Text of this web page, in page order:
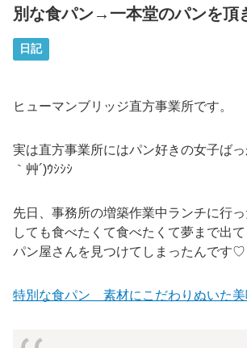
別な食パン→一本堂のパンを頂
日記
ヒューマンブリッジ直方事業所です。
実は直方事業所にはパン好きの女子ば
｀艸´)ｳｼｼｼ
先日、事務所の増築作業中ランチに行
しても食べたくて食べたくて夢まで出
パン屋さんを見つけてしまったんです♡
特別な食パン 素材にこだわりぬいた美